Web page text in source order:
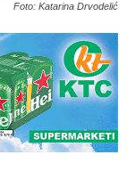
Foto: Katarina Drvodelić